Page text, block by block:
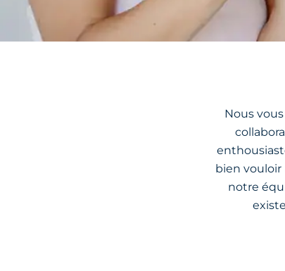
Nous
bien vouloir
notre